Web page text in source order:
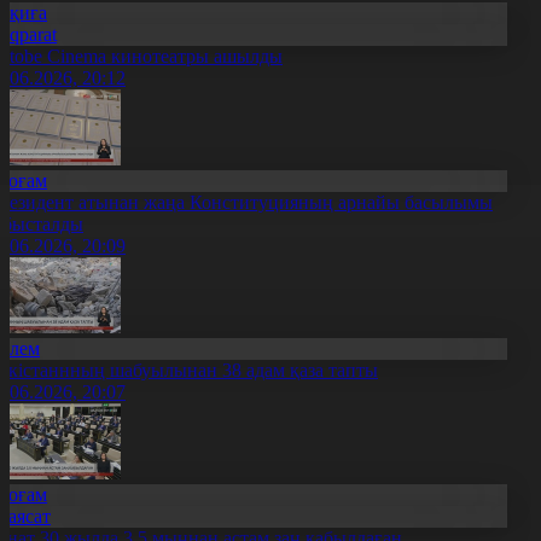
Cinema кинотеатры ашылды
20:12
атынан жаңа Конституцияның арнайы басылымы
20:09
шабуылынан 38 адам қаза тапты
20:07